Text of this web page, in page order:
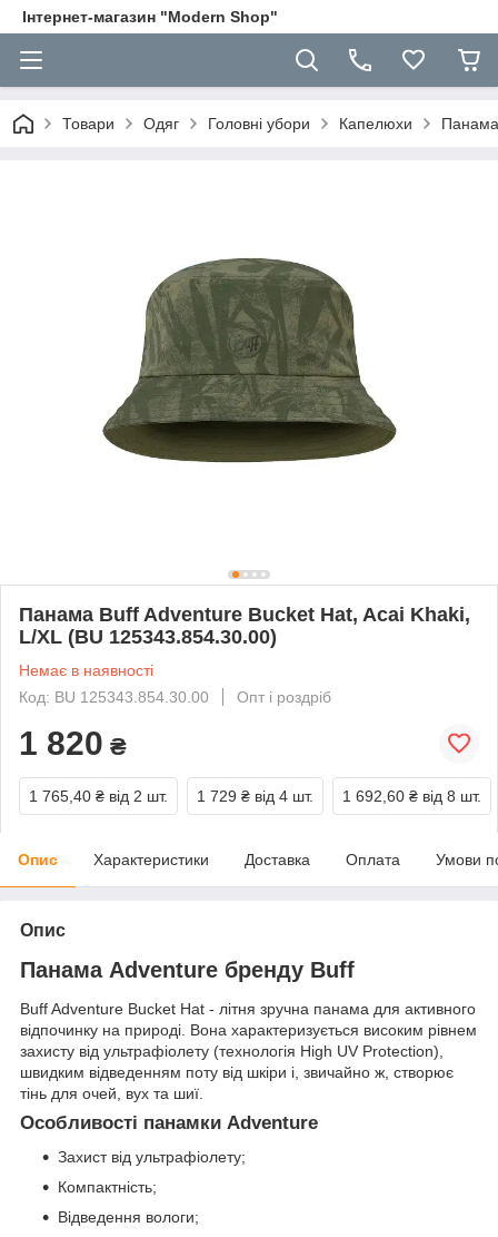
Інтернет-магазин "Modern Shop"
Товари Одяг Головні убори Капелюхи
Панама Buff Adventure Bucket Hat, Acai Khaki,
L/XL (BU 125343.854.30.00)
Немає в наявності
Код: BU 125343.854.30.00
Опт і роздріб
1 820 ₴
1 765,40 ₴ від 2 шт. 1 729 ₴ від 4 шт. 1 692,60 ₴ від 8 шт.
Опис Характеристики Доставка Оплата Умови
Опис
Панама Adventure бренду Buff
Buff Adventure Bucket Hat - літня зручна панама для активного
відпочинку на природі. Вона характеризується високим рівнем
захисту від ультрафіолету (технологія High UV Protection),
швидким відведенням поту від шкіри і, звичайно ж, створює
тінь для очей, вух та шиї.
Особливості панамки Adventure
Захист від ультрафіолету;
Компактність;
Відведення вологи;